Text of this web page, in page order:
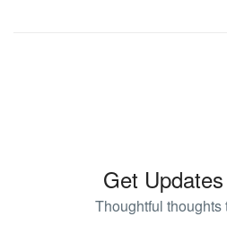
Get
Thoughtful thoughts